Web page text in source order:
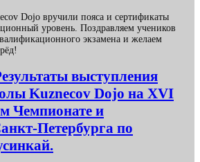
Dojo вручили пояса и сертификаты
уровень. Поздравляем учеников
экзамена и желаем
выступления
Kuznecov Dojo на XVI
Чемпионате и
Петербурга по